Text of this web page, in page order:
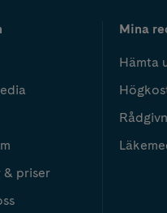
& priser
Mina
Hämta